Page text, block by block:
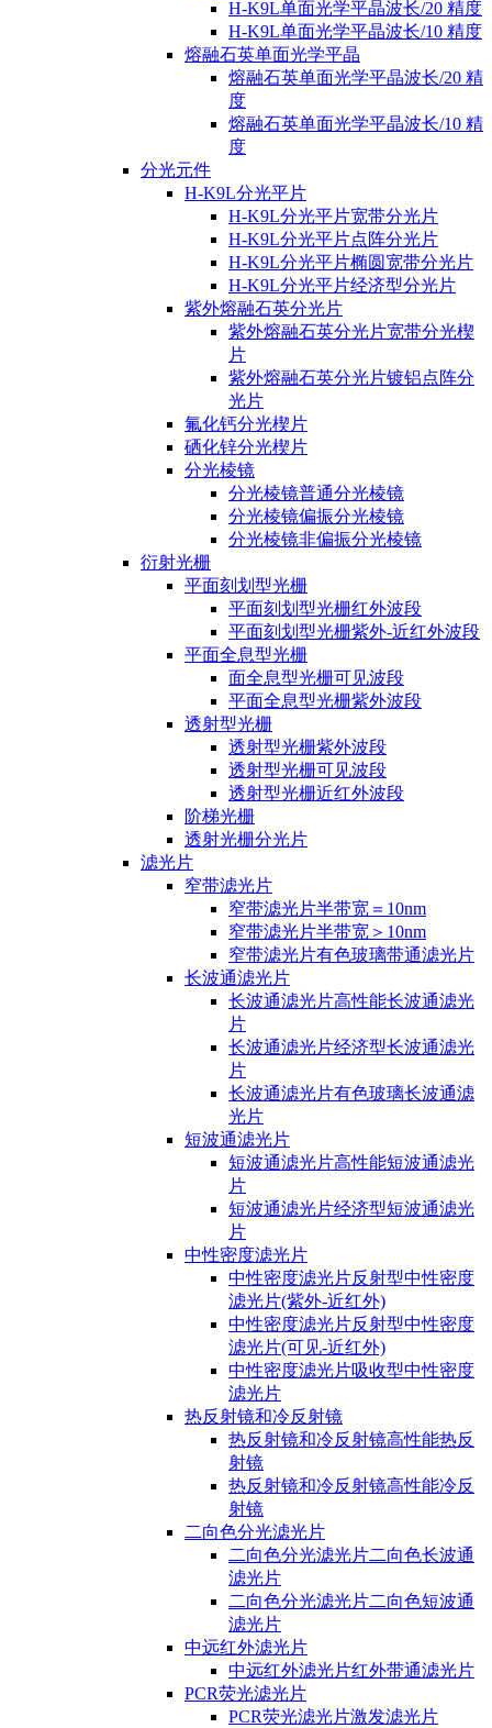
H-K9L单面光学平晶波长/20 精度
H-K9L单面光学平晶波长/10 精度
熔融石英单面光学平晶
熔融石英单面光学平晶波长/20 精
度
熔融石英单面光学平晶波长/10 精
度
分光元件
H-K9L分光平片
H-K9L分光平片宽带分光片
H-K9L分光平片点阵分光片
H-K9L分光平片椭圆宽带分光片
H-K9L分光平片经济型分光片
紫外熔融石英分光片
紫外熔融石英分光片宽带分光楔
片
紫外熔融石英分光片镀铝点阵分
光片
氟化钙分光楔片
硒化锌分光楔片
分光棱镜
分光棱镜普通分光棱镜
分光棱镜偏振分光棱镜
分光棱镜非偏振分光棱镜
衍射光栅
平面刻划型光栅
平面刻划型光栅红外波段
平面刻划型光栅紫外-近红外波段
平面全息型光栅
面全息型光栅可见波段
平面全息型光栅紫外波段
透射型光栅
透射型光栅紫外波段
透射型光栅可见波段
透射型光栅近红外波段
阶梯光栅
透射光栅分光片
滤光片
窄带滤光片
窄带滤光片半带宽＝10nm
窄带滤光片半带宽＞10nm
窄带滤光片有色玻璃带通滤光片
长波通滤光片
长波通滤光片高性能长波通滤光
片
长波通滤光片经济型长波通滤光
片
长波通滤光片有色玻璃长波通滤
光片
短波通滤光片
短波通滤光片高性能短波通滤光
片
短波通滤光片经济型短波通滤光
片
中性密度滤光片
中性密度滤光片反射型中性密度
滤光片(紫外-近红外)
中性密度滤光片反射型中性密度
滤光片(可见-近红外)
中性密度滤光片吸收型中性密度
滤光片
热反射镜和冷反射镜
热反射镜和冷反射镜高性能热反
射镜
热反射镜和冷反射镜高性能冷反
射镜
二向色分光滤光片
二向色分光滤光片二向色长波通
滤光片
二向色分光滤光片二向色短波通
滤光片
中远红外滤光片
中远红外滤光片红外带通滤光片
PCR荧光滤光片
PCR荧光滤光片激发滤光片